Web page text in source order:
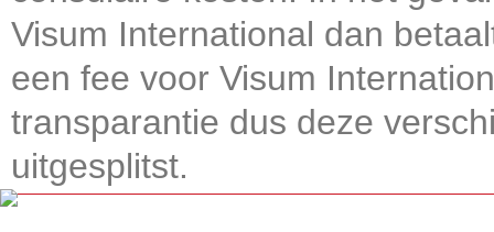
Visum International dan
een fee voor Visum
transparantie dus deze
uitgesplitst.